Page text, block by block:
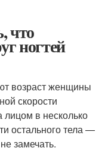
что
ногтей
возраст женщины
скорости
лицом в несколько
остального тела —
замечать.